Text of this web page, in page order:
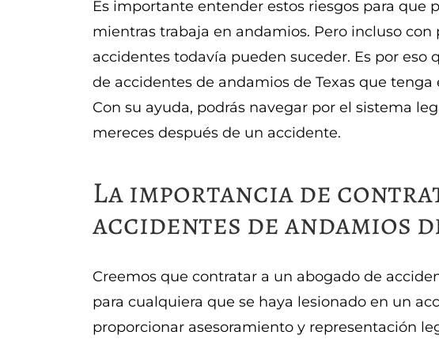
Es importante entender estos riesgos para que
mientras trabaja en andamios. Pero incluso con
accidentes todavía pueden suceder. Es por eso
de accidentes de andamios de Texas que
Con su ayuda, podrás navegar por el sistema
mereces después de un accidente.
La importancia de
accidentes de andamios
Creemos que contratar a un abogado de
para cualquiera que se haya lesionado en un
proporcionar asesoramiento y representación